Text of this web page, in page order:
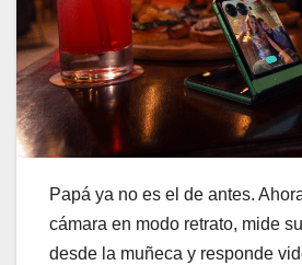
Papá ya no es el de antes.
cámara en modo retrato, mide
desde la muñeca y responde